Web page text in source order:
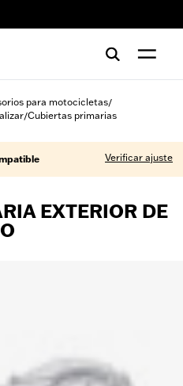
para motocicletas/
/Cubiertas primarias
Verificar ajuste
EXTERIOR DE